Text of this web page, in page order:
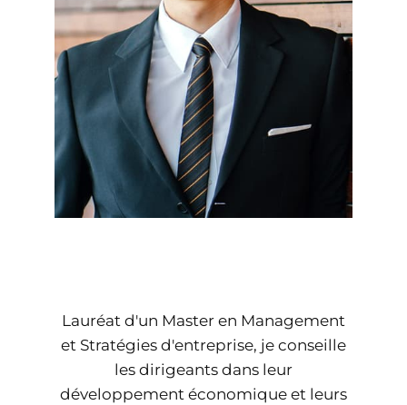
Lauréat d'un Master en Management
et Stratégies d'entreprise, je conseille
les dirigeants dans leur
développement économique et leurs